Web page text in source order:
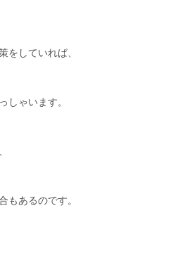
をしていれば、
しゃいます。
もあるのです。